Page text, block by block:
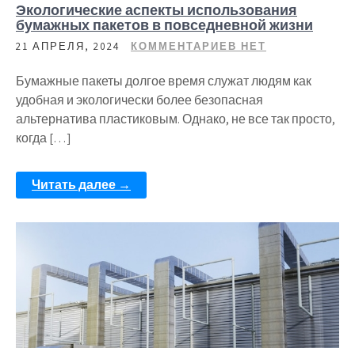
Экологические аспекты использования
бумажных пакетов в повседневной жизни
21 АПРЕЛЯ, 2024 КОММЕНТАРИЕВ НЕТ
Бумажные пакеты долгое время служат людям как
удобная и экологически более безопасная
альтернатива пластиковым. Однако, не все так просто,
когда […]
Читать далее →